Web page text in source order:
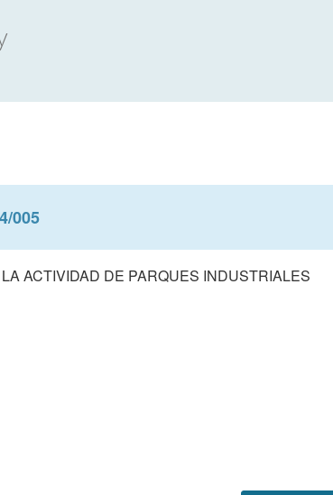
005
ACTIVIDAD DE PARQUES INDUSTRIALES